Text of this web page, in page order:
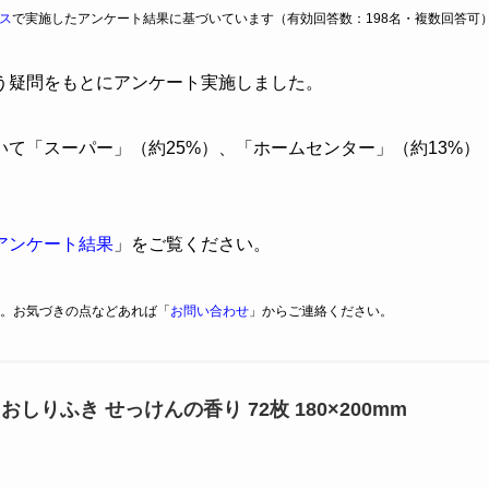
で実施したアンケート結果に基づいています（有効回答数：198名・複数回答可
問をもとにアンケート実施しました。
「スーパー」（約25%）、「ホームセンター」（約13%）
ンケート結果 」をご覧ください。
お気づきの点などあれば「 お問い合わせ 」からご連絡ください。
しりふき せっけんの香り 72枚 180×200mm